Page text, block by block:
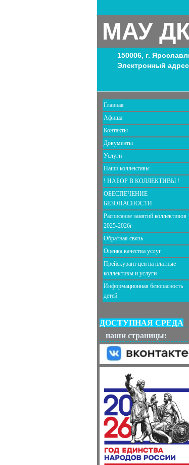
МАУ
150006, г.
Электронный
Главная
Афиша
Контакты
Документы
Услуги
Наши коллективы
! НАБОР В КОЛЛЕКТИВЫ !
ОБЕСПЕЧЕНИЕ
БЕЗОПАСНОСТИ
Расписание занятий коллективов
2025-2026г
Обратная связь
Оценка качества услуг
Прейскурант цен на платные
коллективы и услуги
Информационная безопасность
детей
ДОСТУПНАЯ СРЕДА
наши страницы: